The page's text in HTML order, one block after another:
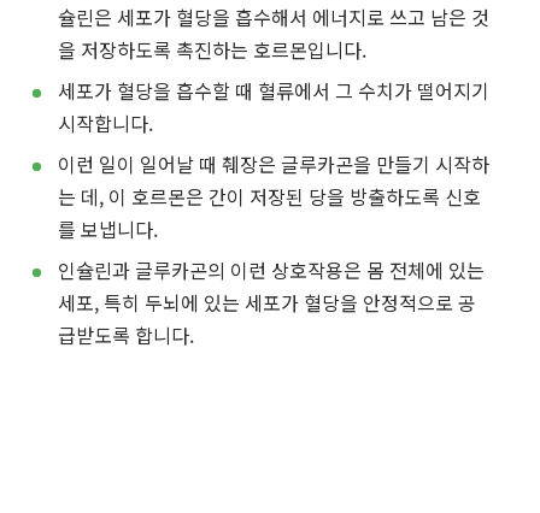
슐린은 세포가 혈당을 흡수해서 에너지로 쓰고 남은 것
을 저장하도록 촉진하는 호르몬입니다.
세포가 혈당을 흡수할 때 혈류에서 그 수치가 떨어지기
시작합니다.
이런 일이 일어날 때 췌장은 글루카곤을 만들기 시작하
는 데, 이 호르몬은 간이 저장된 당을 방출하도록 신호
를 보냅니다.
인슐린과 글루카곤의 이런 상호작용은 몸 전체에 있는
세포, 특히 두뇌에 있는 세포가 혈당을 안정적으로 공
급받도록 합니다.